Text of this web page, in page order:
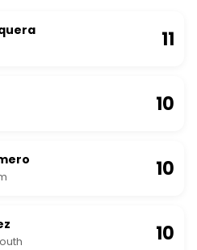
11
10
10
10